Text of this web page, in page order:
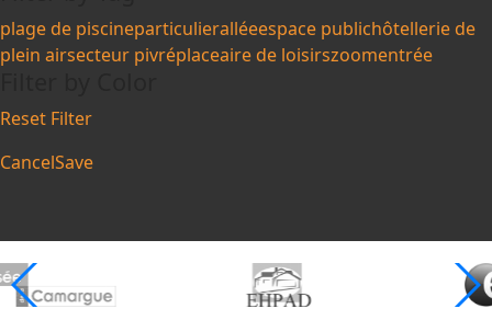
plage de piscineparticulieralléeespace publichôtellerie de
plein airsecteur pivréplaceaire de loisirszoomentrée
Reset Filter
CancelSave